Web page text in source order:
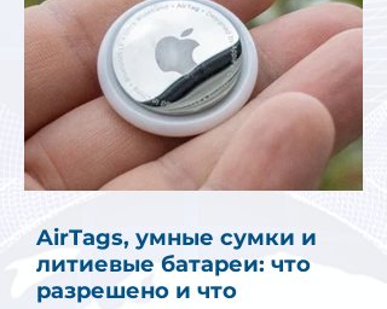
AirTags, умные сумки и
литиевые батареи: что
разрешено и что